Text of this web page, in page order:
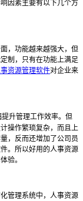
因素主要有以下几个方
，功能越来越强大，但
制，只有在功能上满足
资源管理软件对企业来
升管理工作效率。但
操作繁琐复杂，而且上
，反而还增加了公司员
。所以好用的人事资源
验。
管理系统中，人事资源